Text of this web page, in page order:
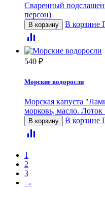
Сваренный
персон)
В корзину В корзине
540 ₽
Морские водоросли
Морская капуста
морковь, масло.
В корзину В корзине
1
2
3
→